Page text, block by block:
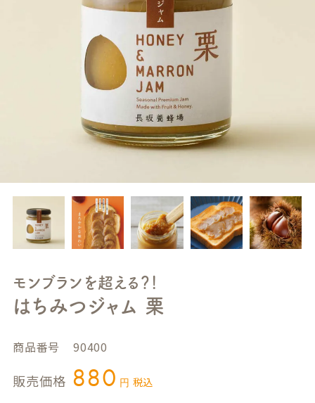
モンブランを超える？！
はちみつジャム 栗
商品番号 90400
販売価格 880 税込